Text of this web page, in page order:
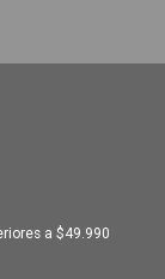
a $49.990